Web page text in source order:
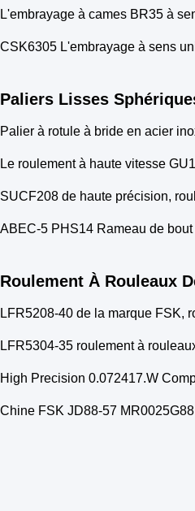
L'embrayage à cames BR35 à
CSK6305 L'embrayage à sens
Paliers Lisses
Palier à rotule à bride en acier
Le roulement à haute vitesse
SUCF208 de haute précision,
ABEC-5 PHS14 Rameau de
Roulement À Rouleaux
LFR5208-40 de la marque FSK,
LFR5304-35 roulement à
High Precision 0.072417.W
Chine FSK JD88-57